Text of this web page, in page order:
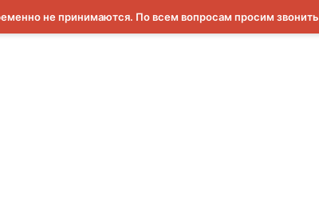
не принимаются. По всем вопросам просим звонить